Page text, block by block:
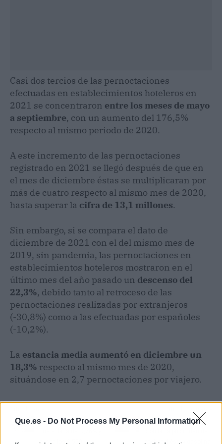
Que.es - Do Not Process My Personal Information
Casi dos tercios de las pernoctaciones
efectuadas en establecimientos hoteleros en
2021 se concentraron entre los meses de mayo
a septiembre, con un aumento del 176,5%
respecto al mismo periodo de 2020.
A este incremento de las pernoctaciones
registrado en 2021 se llegó después de que en
el mes de diciembre éstas se multiplicaran por
más de cuatro respecto al mismo mes de 2020,
hasta superar la cifra de 13,1 millones.
Sin embargo, si se compara el dato de
diciembre de 2021 con el del mismo mes de
2019, sin pandemia, las pernoctaciones en
establecimientos hoteleros mostraron en el
último mes del año pasado un descenso del
22,3%, debido tanto al retroceso de las
pernoctaciones realizadas por extranjeros
(-30,8%) como a las efectuadas por españoles
(-10,2%).
La estancia media aumentó en diciembre un
18,3% respecto al mismo mes de 2020,
situándose en 2,7 pernoctaciones por viajero.
El Ibex 35 amanece con
busca los 8.500
Más País-Equo propone
coches diésel y gasolina